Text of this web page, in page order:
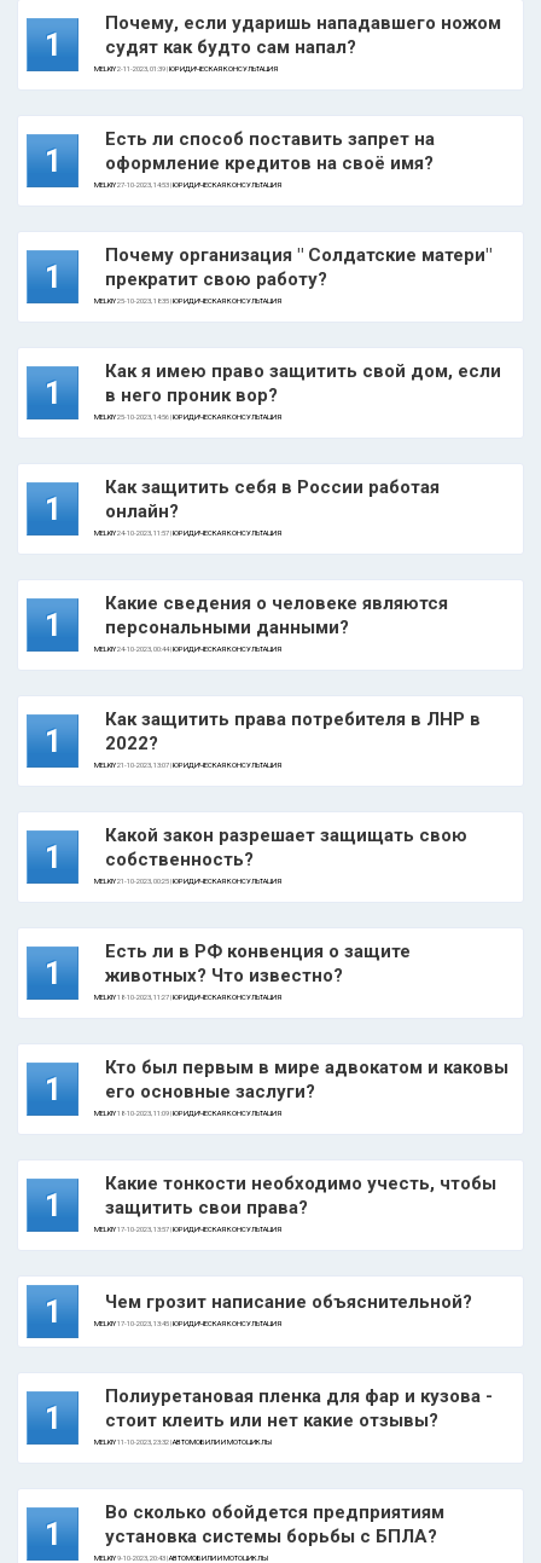
1
Почему, если ударишь нападавшего ножом
судят как будто сам напал?
MELKIY2-11-2023, 01:39 |ЮРИДИЧЕСКАЯ КОНСУЛЬТАЦИЯ
1
Есть ли способ поставить запрет на
оформление кредитов на своё имя?
MELKIY27-10-2023, 14:53 |ЮРИДИЧЕСКАЯ КОНСУЛЬТАЦИЯ
1
Почему организация " Солдатские матери"
прекратит свою работу?
MELKIY25-10-2023, 18:35 |ЮРИДИЧЕСКАЯ КОНСУЛЬТАЦИЯ
1
Как я имею право защитить свой дом, если
в него проник вор?
MELKIY25-10-2023, 14:56 |ЮРИДИЧЕСКАЯ КОНСУЛЬТАЦИЯ
1
Как защитить себя в России работая
онлайн?
MELKIY24-10-2023, 11:57 |ЮРИДИЧЕСКАЯ КОНСУЛЬТАЦИЯ
1
Какие сведения о человеке являются
персональными данными?
MELKIY24-10-2023, 00:44 |ЮРИДИЧЕСКАЯ КОНСУЛЬТАЦИЯ
1
Как защитить права потребителя в ЛНР в
2022?
MELKIY21-10-2023, 13:07 |ЮРИДИЧЕСКАЯ КОНСУЛЬТАЦИЯ
1
Какой закон разрешает защищать свою
собственность?
MELKIY21-10-2023, 00:25 |ЮРИДИЧЕСКАЯ КОНСУЛЬТАЦИЯ
1
Есть ли в РФ конвенция о защите
животных? Что известно?
MELKIY18-10-2023, 11:27 |ЮРИДИЧЕСКАЯ КОНСУЛЬТАЦИЯ
1
Кто был первым в мире адвокатом и каковы
его основные заслуги?
MELKIY18-10-2023, 11:09 |ЮРИДИЧЕСКАЯ КОНСУЛЬТАЦИЯ
1
Какие тонкости необходимо учесть, чтобы
защитить свои права?
MELKIY17-10-2023, 13:57 |ЮРИДИЧЕСКАЯ КОНСУЛЬТАЦИЯ
1 Чем грозит написание объяснительной?
MELKIY17-10-2023, 13:45 |ЮРИДИЧЕСКАЯ КОНСУЛЬТАЦИЯ
1
Полиуретановая пленка для фар и кузова -
стоит клеить или нет какие отзывы?
MELKIY11-10-2023, 23:32 |АВТОМОБИЛИ И МОТОЦИКЛЫ
1
Во сколько обойдется предприятиям
установка системы борьбы с БПЛА?
MELKIY9-10-2023, 20:43 |АВТОМОБИЛИ И МОТОЦИКЛЫ